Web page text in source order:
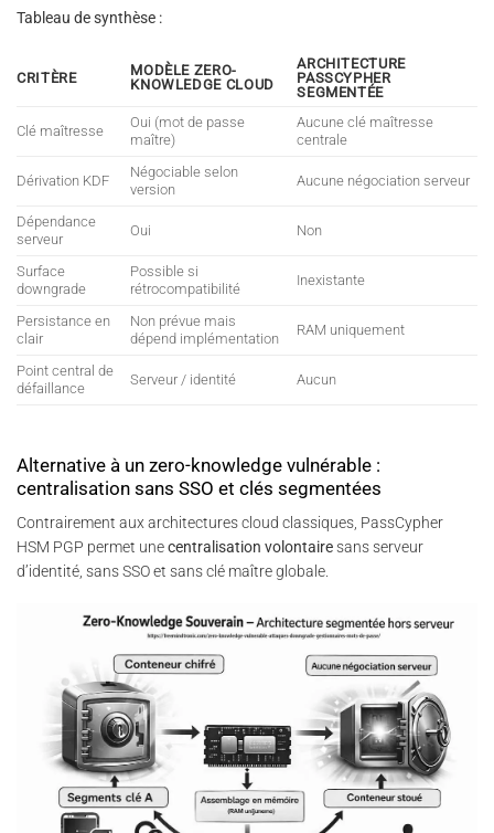
Tableau de synthèse :
CRITÈRE
MODÈLE ZERO-
KNOWLEDGE CLOUD
ARCHITECTURE
PASSCYPHER
SEGMENTÉE
Clé maîtresse
Oui (mot de passe
maître)
Aucune clé maîtresse
centrale
Dérivation KDF
Négociable selon
version
Aucune négociation serveur
Dépendance
serveur
Oui Non
Surface
downgrade
Possible si
rétrocompatibilité
Inexistante
Persistance en
clair
Non prévue mais
dépend implémentation
RAM uniquement
Point central de
défaillance
Serveur / identité Aucun
Alternative à un zero-knowledge vulnérable :
centralisation sans SSO et clés segmentées
Contrairement aux architectures cloud classiques, PassCypher
HSM PGP permet unecentralisation volontairesans serveur
d’identité, sans SSO et sans clé maître globale.